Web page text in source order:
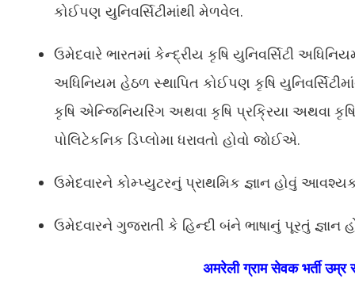
કોઈપણ યુનિવર્સિટીમાંથી મેળવેલ.
ઉમેદવારે ભારતમાં કેન્દ્રીય કૃષિ યુનિવર્સિટી
અધિનિયમ હેઠળ સ્થાપિત કોઈપણ કૃષિ
કૃષિ એન્જિનિયરિંગ અથવા કૃષિ પ્રક્રિયા અથવા
પોલિટેકનિક ડિપ્લોમા ધરાવતો હોવો જોઈએ.
ઉમેદવારને કોમ્પ્યુટરનું પ્રાથમિક જ્ઞાન હોવું
ઉમેદવારને ગુજરાતી કે હિન્દી બંને ભાષાનું પૂરતું જ્ઞાન
अमरेलीग्राम सेवक भर्ती उम्र